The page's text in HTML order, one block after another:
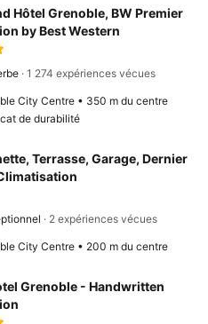
Hôtel Grenoble, BW Premier
by Best Western
note de 8,7
· 1 274 expériences vécues
City Centre • 350 m du centre
de durabilité
Terrasse, Garage, Dernier
note de 9,5
· 2 expériences vécues
City Centre • 200 m du centre
Grenoble - Handwritten